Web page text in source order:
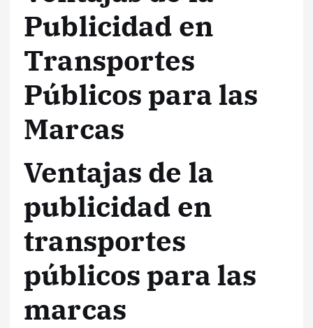
Publicidad en
Transportes
Públicos para las
Marcas
Ventajas de la
publicidad en
transportes
públicos para las
marcas